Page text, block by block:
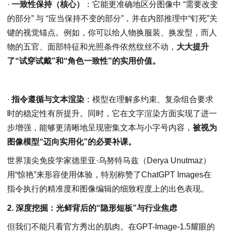
· 一致性保持（核心）
：它能更准确地区分图像中 “需要改变
的部分” 与 “应当保持不变的部分”，并在内部推理中“钉死”关
键的视觉锚点。例如，你可以给人物换服装、换发型，而人
物的五官、面部特征和光照条件依然纹丝不动， 大大提升
了“试穿试戴”和“角色一致性”的实用价值。
· 指令遵循与文本渲染 ：模型在理解多约束、复杂组合要求
时的稳定性有所提升。同时，它在文字渲染方面实现了进一
步增强，能够更清晰地呈现密集文本与小字号内容， 被视为
图像模型“迈向实用化”的必要补课。
世界顶尖免疫学家德里亚·乌努特马兹（Derya Unutmaz）
用“惊艳”来形容使用体验，特别称赞了ChatGPT Images在
指令执行的精准度和图像编辑的细致程度上的出色表现。
2. 深度挖掘：光鲜背后的“隐形短板”与行业焦虑
但我们不能只看官方秀出的肌肉。在GPT-Image-1.5耀眼的